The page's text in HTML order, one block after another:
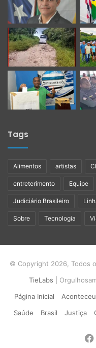
Tags
Alimentos artistas
entreterimento Equipe
Judiciário Brasileiro
Sobre Tecnologia
© Copyright 2026, Todos
TieLabs |
Página Inicial
Saúde
Brasil Justiça